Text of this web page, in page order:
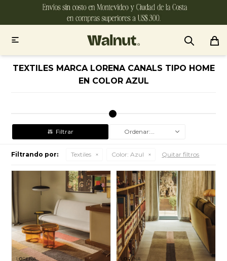

TEXTILES MARCA LORENA CANALS TIPO HOME
EN COLOR AZUL
Recomendados
Filtrando por: Textiles Color: Azul Quitar filtros